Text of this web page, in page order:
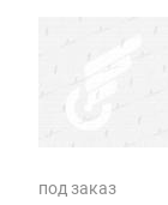
под заказ